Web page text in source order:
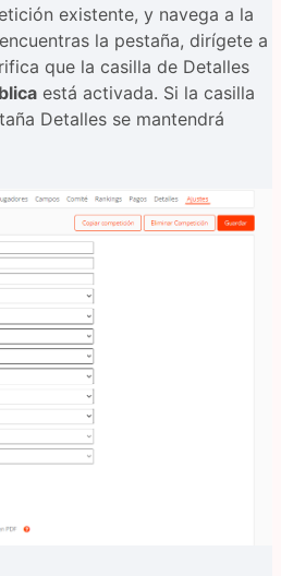
existente, y navega a la
la pestaña, dirígete a
que la casilla de Detalles
está activada. Si la casilla
Detalles se mantendrá